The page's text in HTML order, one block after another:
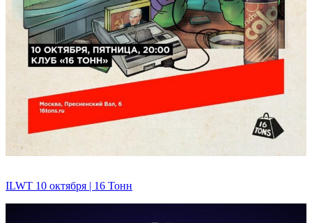
ILWT 10 октября | 16 Тонн